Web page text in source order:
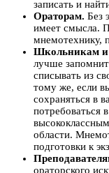
записать и
Ораторам. Без
имеет смысла.
мнемотехнику,
Школьникам и
лучше
списывать из
тому же, если
сохраняться в
потребоваться
области.
подготовки к
ораторского